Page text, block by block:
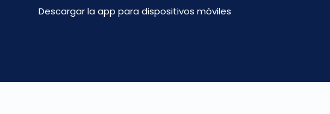
Descargar la app para dispositivos móviles